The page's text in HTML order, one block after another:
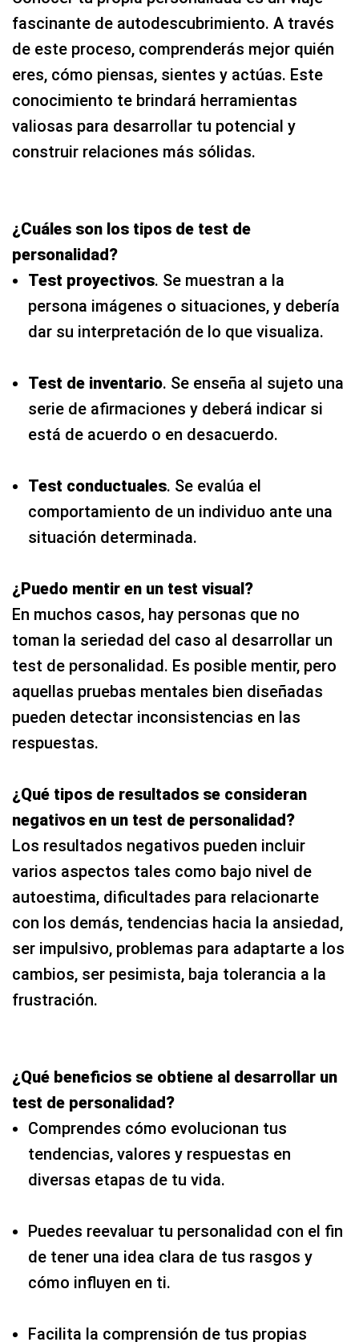
fascinante de autodescubrimiento. A través
de este proceso, comprenderás mejor quién
eres, cómo piensas, sientes y actúas. Este
conocimiento te brindará herramientas
valiosas para desarrollar tu potencial y
construir relaciones más sólidas.
¿Cuáles son los tipos de test de
personalidad?
Test proyectivos. Se muestran a la
persona imágenes o situaciones, y debería
dar su interpretación de lo que visualiza.
Test de inventario. Se enseña al sujeto una
serie de afirmaciones y deberá indicar si
está de acuerdo o en desacuerdo.
Test conductuales. Se evalúa el
comportamiento de un individuo ante una
situación determinada.
¿Puedo mentir en un test visual?
En muchos casos, hay personas que no
toman la seriedad del caso al desarrollar un
test de personalidad. Es posible mentir, pero
aquellas pruebas mentales bien diseñadas
pueden detectar inconsistencias en las
respuestas.
¿Qué tipos de resultados se consideran
negativos en un test de personalidad?
Los resultados negativos pueden incluir
varios aspectos tales como bajo nivel de
autoestima, dificultades para relacionarte
con los demás, tendencias hacia la ansiedad,
ser impulsivo, problemas para adaptarte a los
cambios, ser pesimista, baja tolerancia a la
frustración.
¿Qué beneficios se obtiene al desarrollar un
test de personalidad?
Comprendes cómo evolucionan tus
tendencias, valores y respuestas en
diversas etapas de tu vida.
Puedes reevaluar tu personalidad con el fin
de tener una idea clara de tus rasgos y
cómo influyen en ti.
Facilita la comprensión de tus propias